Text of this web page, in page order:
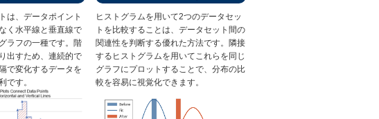
は、データポイント
く水平線と垂直線で
ラフの一種です。階
出すため、連続的で
で変化するデータを
です。
ヒストグラムを用いて2つのデータセッ
トを比較することは、データセット間の
関連性を判断する優れた方法です。隣接
するヒストグラムを用いてこれらを同じ
グラフにプロットすることで、分布の比
較を容易に視覚化できます。